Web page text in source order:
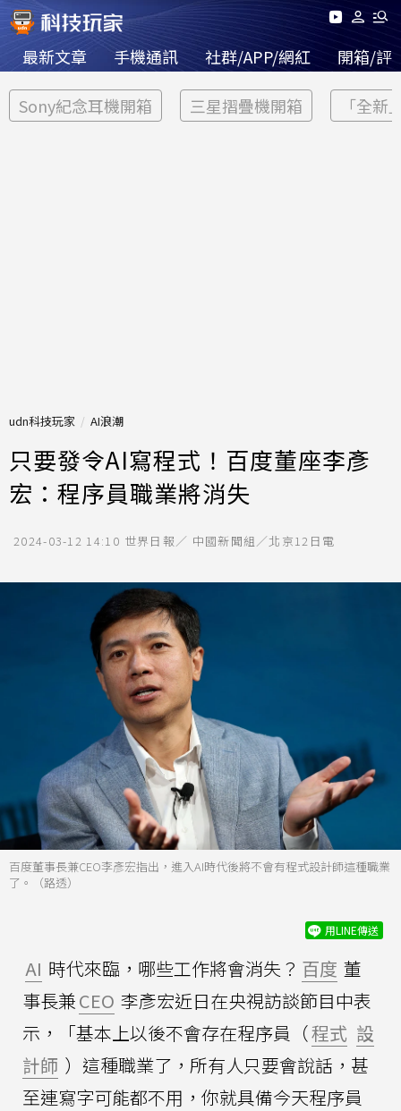
最新文章 手機通訊 社群/APP/網紅 開箱/評
Sony紀念耳機開箱 三星摺疊機開箱 「全新
udn科技玩家 AI浪潮
只要發令AI寫程式！百度董座李彥
宏：程序員職業將消失
2024-03-12 14:10 世界日報／ 中國新聞組／北京12日電
百度董事長兼CEO李彥宏指出，進入AI時代後將不會有程式設計師這種職業
了。（路透）
用LINE傳送
AI 時代來臨，哪些工作將會消失？ 百度 董
事長兼CEO 李彥宏近日在央視訪談節目中表
示，「基本上以後不會存在程序員（程式 設
計師 ）這種職業了，所有人只要會說話，甚
至連寫字可能都不用，你就具備今天程序員